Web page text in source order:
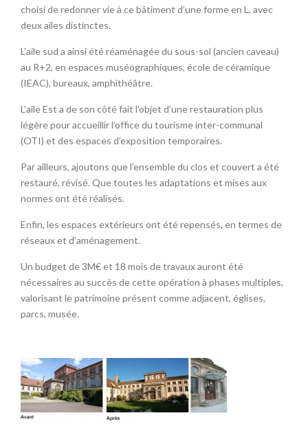
choisi de redonner vie à ce bâtiment d’une forme en L, avec
deux ailes distinctes.
L’aile sud a ainsi été réaménagée du sous-sol (ancien caveau)
au R+2, en espaces muséographiques, école de céramique
(IEAC), bureaux, amphithéâtre.
L’aile Est a de son côté fait l’objet d’une restauration plus
légère pour accueillir l’office du tourisme inter-communal
(OTI) et des espaces d’exposition temporaires.
Par ailleurs, ajoutons que l’ensemble du clos et couvert a été
restauré, révisé. Que toutes les adaptations et mises aux
normes ont été réalisés.
Enfin, les espaces extérieurs ont été repensés, en termes de
réseaux et d’aménagement.
Un budget de 3M€ et 18 mois de travaux auront été
nécessaires au succès de cette opération à phases multiples,
valorisant le patrimoine présent comme adjacent, églises,
parcs, musée.